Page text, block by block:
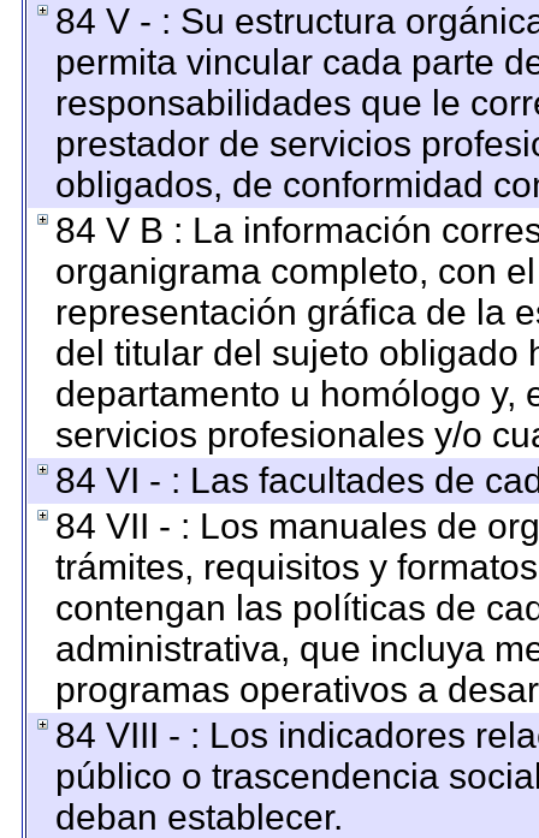
84 V - : Su estructura
permita vincular cada parte
responsabilidades que le
prestador de servicios
obligados, de conformidad
84 V B : La información
organigrama completo, con
representación gráfica de la
del titular del sujeto obligado
departamento u homólogo y,
servicios profesionales y/o
84 VI - : Las facultades de
84 VII - : Los manuales de
trámites, requisitos y
contengan las políticas de
administrativa, que incluya
programas operativos a
84 VIII - : Los indicadores
público o trascendencia
deban establecer.